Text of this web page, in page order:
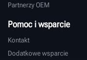
Partnerzy OEM
Pomoc i wsparcie
Kontakt
Dodatkowe wsparcie